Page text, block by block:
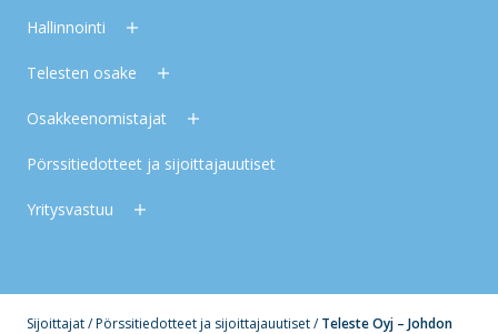
Hallinnointi
Telesten osake
Osakkeenomistajat
Pörssitiedotteet ja sijoittajauutiset
Yritysvastuu
Sijoittajat/Pörssitiedotteet ja sijoittajauutiset/Teleste Oyj – Johdon